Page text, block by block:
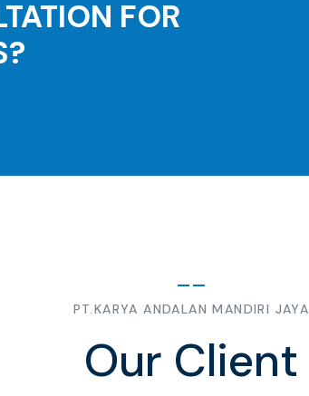
FOR
PT.KARYA ANDALAN MANDIRI JAYA
Our Client